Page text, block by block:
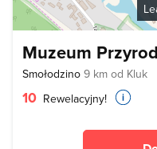
Muzeum
Smołodzino 9 km od Kluk
10 Rewelacyjny!